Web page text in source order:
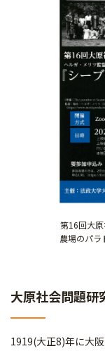
第16回大
農場のパラ
大原社会問題研
1919(大正8)年に大